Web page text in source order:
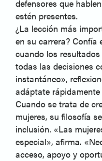
defensores que
estén presentes.
¿La lección más
en su carrera? Confía
cuando los
todas las decisiones
instantáneo»,
adáptate
Cuando se trata de
mujeres, su filosofía
inclusión. «Las
especial», afirma.
acceso, apoyo y